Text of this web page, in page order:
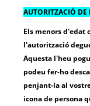
AUTORITZACIÓ DE
Els menors d'edat
l'autorització
Aquesta l'heu
podeu fer-ho
penjant-la al
icona de persona